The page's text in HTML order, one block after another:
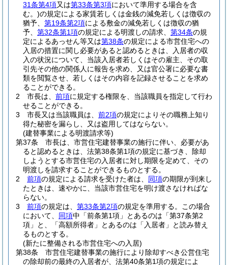
31条第4項又は第33条第3項において準用する場合を含
む。)の規定による家賃若しくは金銭の減免若しくは徴収の
猶予、 第19条第2項による敷金の減免若しくは徴収の猶
予、 第32条第1項の規定による明渡しの請求、 第34条の規
定によるあっせん等又は第38条の規定による市営住宅への
入居の措置に関し必要があると認めるときは、入居者の収
入の状況について、当該入居者若しくはその雇主、その取
引先その他の関係人に報告を求め、又は官公署に必要な書
類を閲覧させ、若しくはその内容を記録させることを求め
ることができる。
2
市長は、 前項に規定する権限を、当該職員を指定して行わ
せることができる。
3
市長又は当該職員は、 前2項の規定によりその職務上知り
得た秘密を漏らし、又は盗用してはならない。
(建替事業による明渡請求等)
第37条
市長は、市営住宅建替事業の施行に伴い、必要があ
ると認めるときは、法第38条第1項の規定に基づき、除却
しようとする市営住宅の入居者に対し期限を定めて、その
明渡しを請求することができるものとする。
2
前項の規定による請求を受けた者は、 同項の期限が到来し
たときは、速やかに、当該市営住宅を明け渡さなければな
らない。
3
前項の規定は、 第33条第2項の規定を準用する。
この場合
において、 同項中「前条第1項」とあるのは「第37条第2
項」と、「高額所得者」とあるのは「入居者」と読み替え
るものとする。
(新たに整備される市営住宅への入居)
第38条
市営住宅建替事業の施行により除却すべき公営住宅
の除却前の最終の入居者が、法第40条第1項の規定によ